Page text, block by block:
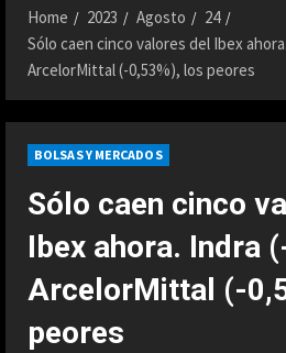
Home 2023 Agosto
24
Sólo caen cinco valores del Ibex
ArcelorMittal (-0,53%), los peores
BOLSAS Y MERCADOS
Sólo caen cinco
Ibex ahora. Indra
ArcelorMittal (-
peores